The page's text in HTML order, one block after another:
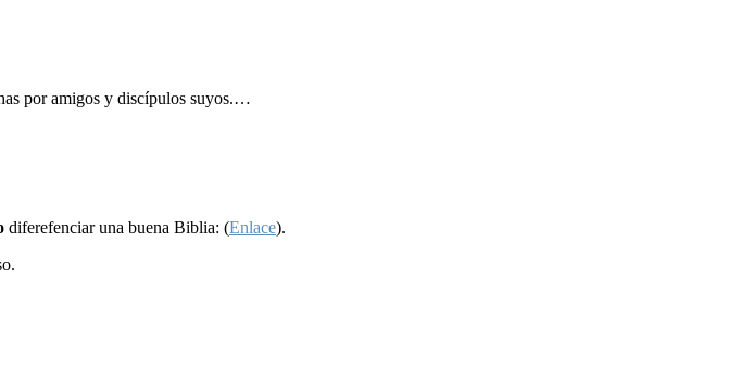
por amigos y discípulos suyos.…
diferefenciar una buena Biblia: (Enlace).